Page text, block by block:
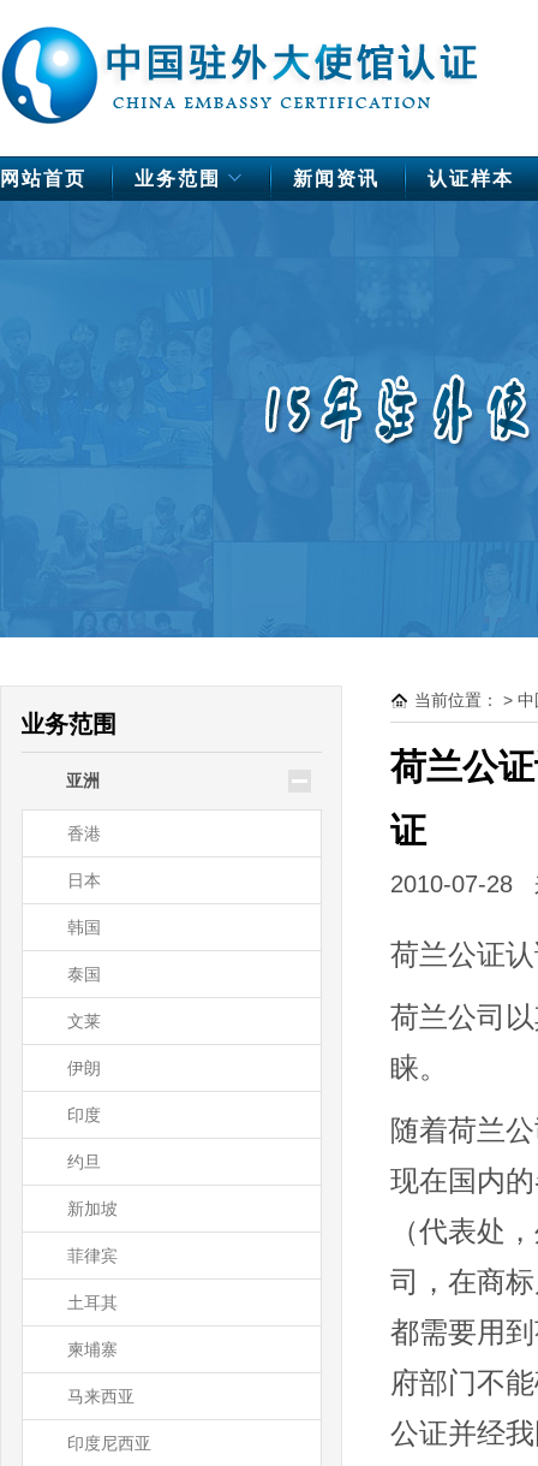
网站首页 业务范围 新闻资讯 认证样本
芬兰
新西兰
瑙鲁
业务范围
亚洲
香港
日本
韩国
泰国
文莱
伊朗
印度
约旦
新加坡
菲律宾
土耳其
柬埔寨
马来西亚
印度尼西亚
当前位置： > 中
荷兰公
证
2010-07-28
荷兰公证
荷兰公司
睐。
随着荷兰
现在国内
（代表处
司，在商
都需要用
府部门不
公证并经